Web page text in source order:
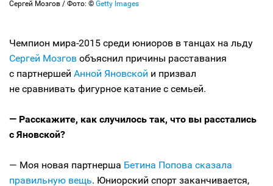
Сергей Мозгов / Фото: © Getty Images
Чемпион мира-2015 среди юниоров в танцах на льду
Сергей Мозгов объяснил причины расставания
с партнершей Анной Яновской и призвал
не сравнивать фигурное катание с семьей.
— Расскажите, как случилось так, что вы расстались
с Яновской?
— Моя новая партнерша Бетина Попова сказала
правильную вещь. Юниорский спорт заканчивается,